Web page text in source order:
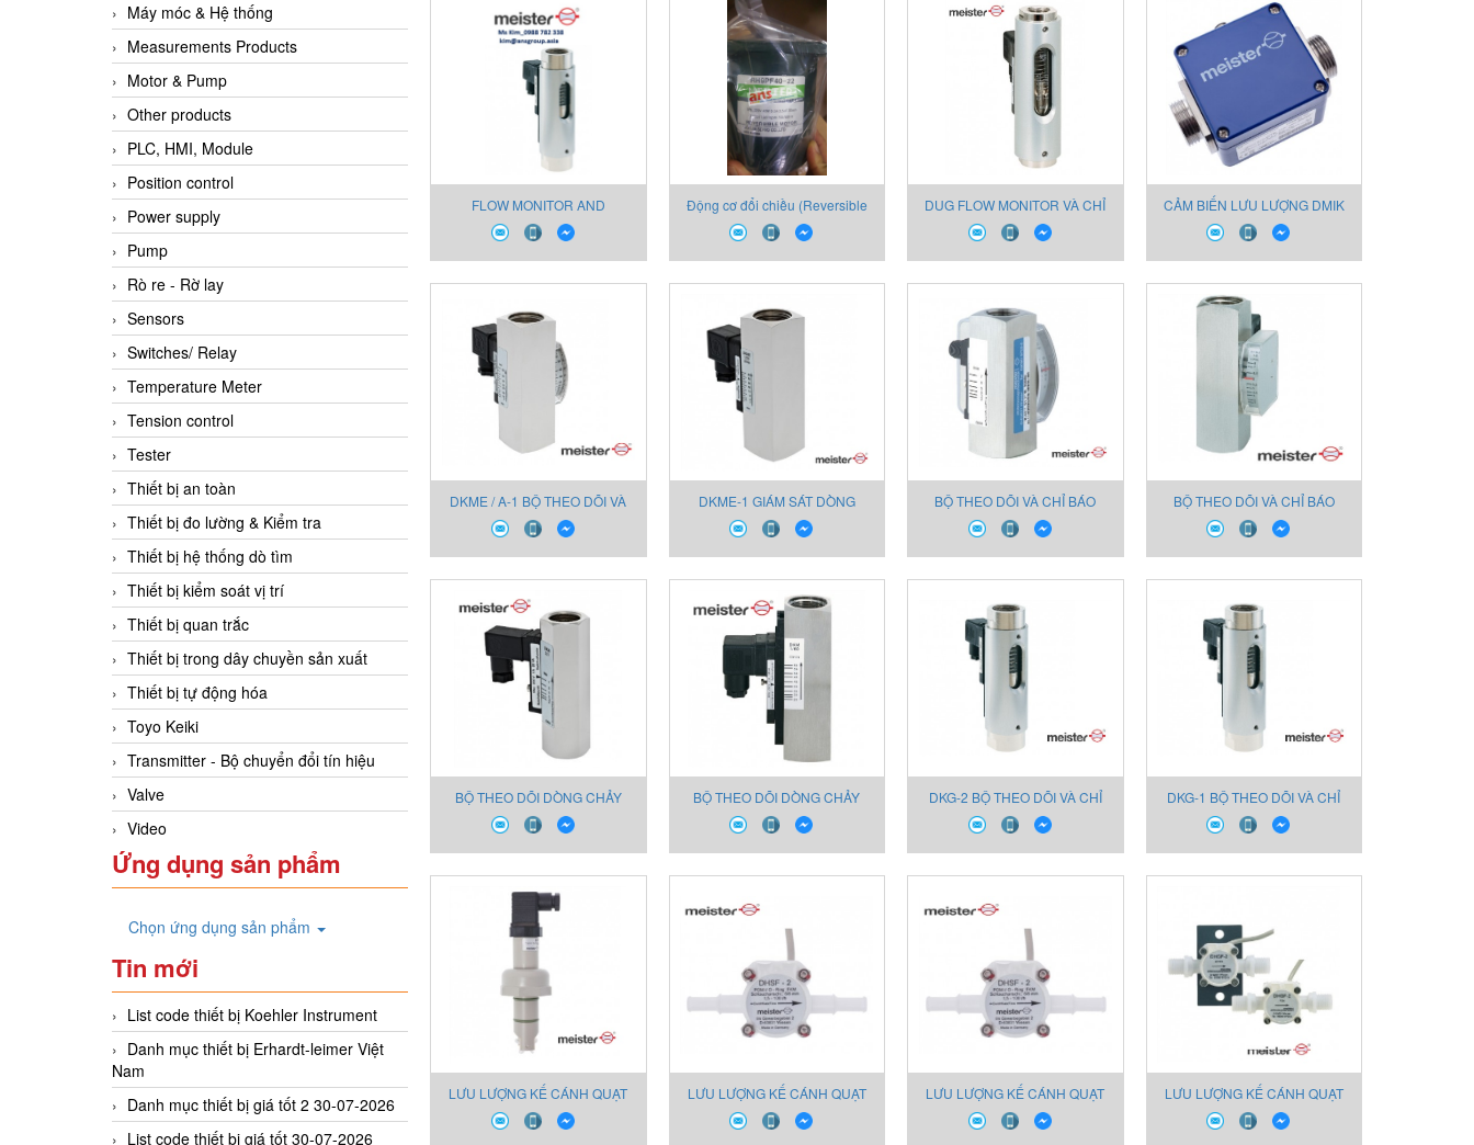
Máy móc & Hệ thống
Measurements Products
Motor & Pump
Other products
PLC, HMI, Module
Position control
Power supply
Pump
Rò re - Rờ lay
Sensors
Switches/ Relay
Temperature Meter
Tension control
Tester
Thiết bị an toàn
Thiết bị đo lường & Kiểm tra
Thiết bị hệ thống dò tìm
Thiết bị kiểm soát vị trí
Thiết bị quan trắc
Thiết bị trong dây chuyền sản xuất
Thiết bị tự động hóa
Toyo Keiki
Transmitter - Bộ chuyển đổi tín hiệu
Valve
Video
Ứng dụng sản phẩm
Chọn ứng dụng sản phẩm
Tin mới
List code thiết bị Koehler Instrument
Danh mục thiết bị Erhardt-leimer Việt
Nam
Danh mục thiết bị giá tốt 2 30-07-2026
List code thiết bị giá tốt 30-07-2026
FLOW MONITOR AND
INDICATOR FOR OIL_DKG-1
Động cơ đổi chiều (Reversible
motor)
DUG FLOW MONITOR VÀ CHỈ
BÁO CHO CHẤT LỎNG
CẢM BIẾN LƯU LƯỢNG DMIK
CHO CHẤT LỎNG
DKME / A-1 BỘ THEO DÕI VÀ
CHỈ THỊ CHO DẦU
DKME-1 GIÁM SÁT DÒNG
CHẢY CHO DẦU
BỘ THEO DÕI VÀ CHỈ BÁO
LƯU LƯỢNG DẦU DKM / A-2
BỘ THEO DÕI VÀ CHỈ BÁO
LƯU LƯỢNG DẦU DKM / A-1
BỘ THEO DÕI DÒNG CHẢY
DKM-2 CHO DẦU
BỘ THEO DÕI DÒNG CHẢY
DKM-1 CHO DẦU
DKG-2 BỘ THEO DÕI VÀ CHỈ
BÁO LƯU LƯỢNG DẦU
DKG-1 BỘ THEO DÕI VÀ CHỈ
BÁO LƯU LƯỢNG DẦU
LƯU LƯỢNG KẾ CÁNH QUẠT
DHTF-1 CHO CHẤT LỎNG
LƯU LƯỢNG KẾ CÁNH QUẠT
DHSF-2 CHO CHẤT LỎNG
LƯU LƯỢNG KẾ CÁNH QUẠT
DHSF-4 CHO CHẤT LỎNG
LƯU LƯỢNG KẾ CÁNH QUẠT
DHGF-4 CHO CHẤT LỎNG